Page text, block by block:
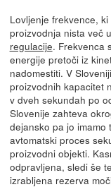
Lovljenje frekvence,
proizvodnja nista več
regulacije. Frekvenca
energije pretoči iz
nadomestiti. V
proizvodnih kapacitet
v dveh sekundah po
Slovenije zahteva
dejansko pa jo
avtomatski proces
proizvodni objekti.
odpravljena, sledi še
izrabljena rezerva